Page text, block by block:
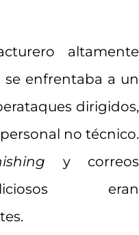
altamente
enfrentaba a un
dirigidos,
no técnico.
y correos
eran